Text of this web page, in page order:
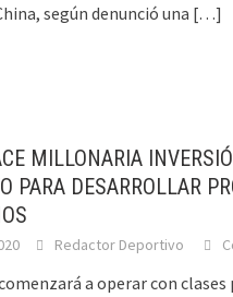
según denunció una […]
MILLONARIA
PARA DESARROLLAR
Redactor Deportivo
a operar con clases